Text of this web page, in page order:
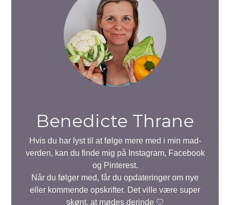
Benedicte Thrane
Hvis du har lyst til at følge mere med i min mad-
verden, kan du finde mig på Instagram, Facebook
og Pinterest.
Når du følger med, får du opdateringer om nye
eller kommende opskrifter. Det ville være super
skønt, at mødes derinde 🤍